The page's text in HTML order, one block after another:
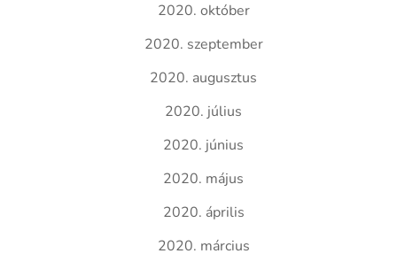
2020. október
2020. szeptember
2020. augusztus
2020. július
2020. június
2020. május
2020. április
2020. március